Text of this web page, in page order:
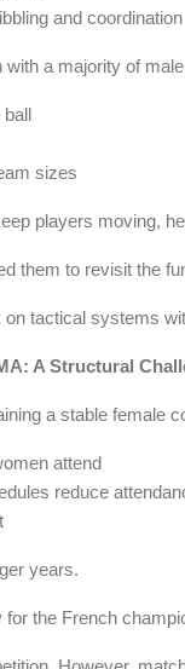
and coordination
a majority of
sizes
players moving,
them to revisit the
tactical systems
A Structural
a stable female
attend
reduce
years.
the French